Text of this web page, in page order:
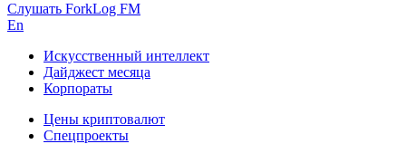
Слушать ForkLog FM
En
Искусственный интеллект
Дайджест месяца
Корпораты
Цены криптовалют
Спецпроекты